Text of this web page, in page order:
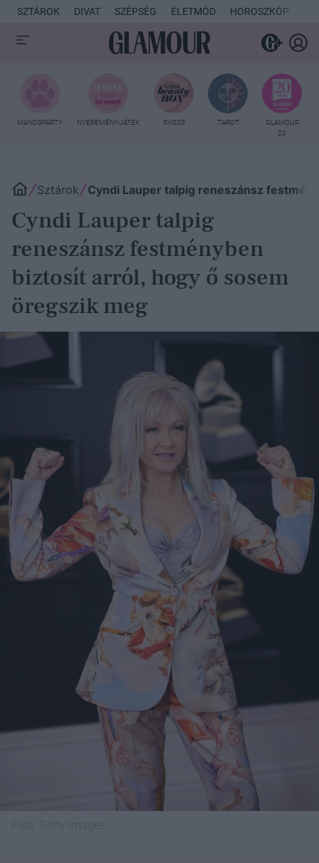
SZTÁROK DIVAT SZÉPSÉG ÉLETMÓD HOROSZKÓP
MANCSPARTY NYEREMÉNYJÁTÉK SYOSS TAROT
GLAMOUR
20
Sztárok Cyndi Lauper talpig reneszánsz
Cyndi Lauper talpig
reneszánsz festményben
biztosít arról, hogy ő sosem
öregszik meg